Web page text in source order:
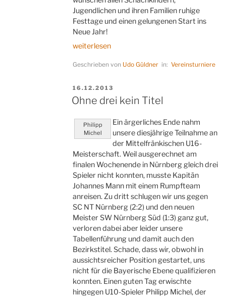
Jugendlichen und ihren Familien ruhige
Festtage und einen gelungenen Start ins
Neue Jahr!
„Zwei
Bekannte“
weiterlesen
Geschrieben von Udo Güldner in:Vereinsturniere
VERÖFFENTLICHT
AM
16.12.2013
Ohne drei kein Titel
Philipp
Michel
Ein ärgerliches Ende nahm
unsere diesjährige Teilnahme an
der Mittelfränkischen U16-
Meisterschaft. Weil ausgerechnet am
finalen Wochenende in Nürnberg gleich drei
Spieler nicht konnten, musste Kapitän
Johannes Mann mit einem Rumpfteam
anreisen. Zu dritt schlugen wir uns gegen
SC NT Nürnberg (2:2) und den neuen
Meister SW Nürnberg Süd (1:3) ganz gut,
verloren dabei aber leider unsere
Tabellenführung und damit auch den
Bezirkstitel. Schade, dass wir, obwohl in
aussichtsreicher Position gestartet, uns
nicht für die Bayerische Ebene qualifizieren
konnten. Einen guten Tag erwischte
hingegen U10-Spieler Philipp Michel, der